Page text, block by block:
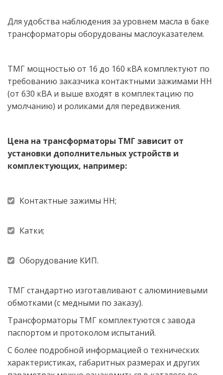
Для удобства наблюдения за уровнем масла в баке
трансформаторы оборудованы маслоуказателем.
ТМГ мощностью от 16 до 160 кВА комплектуют по
требованию заказчика контактными зажимами НН
(от 630 кВА и выше входят в комплектацию по
умолчанию) и роликами для передвижения.
Цена на трансформаторы ТМГ зависит от
установки дополнительных устройств и
комплектующих, например:
Контактные зажимы НН;
Катки;
Оборудование КИП.
ТМГ стандартно изготавливают с алюминиевыми
обмотками (с медными по заказу).
Трансформаторы ТМГ комплектуются с завода
паспортом и протоколом испытаний.
С более подробной информацией о технических
характеристиках, габаритных размерах и других